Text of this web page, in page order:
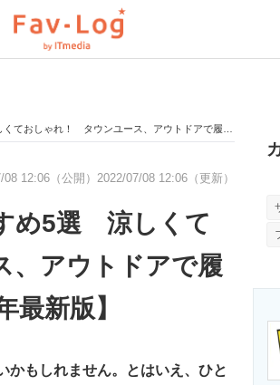
スマホと通信の最新トレンド 進化するPCとデバ
企業ITのトレンドを詳説 経営リーダーのコ
IT製品の技術・比較・事例
タウンユース、アウトドアで履けるモデルを紹介【2022年最新版】
08 12:06（公開） 2022/07/08 12:06（更新）
め5選 涼しくて
アウトドアで履
新版】
かもしれません。とはいえ、ひと